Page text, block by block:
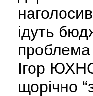
ідуть
проблема
Ігор
щорічно